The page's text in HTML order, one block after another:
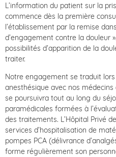
L’information du patient sur la
commence dès la première
l’établissement par la remise
d’engagement contre la douleur
possibilités d’apparition de la
traiter.
Notre engagement se traduit
anesthésique avec nos
se poursuivra tout au long du
paramédicales formées à
des traitements. L’Hôpital Privé
services d’hospitalisation de
pompes PCA (délivrance
forme régulièrement son